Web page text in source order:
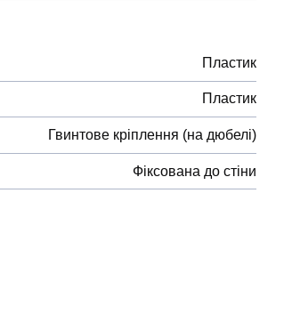
Пластик
Пластик
Гвинтове кріплення (на дюбелі)
Фіксована до стіни